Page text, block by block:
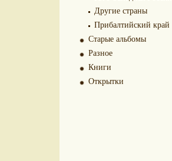
Другие страны
Прибалтийский край
Старые альбомы
Разное
Книги
Открытки